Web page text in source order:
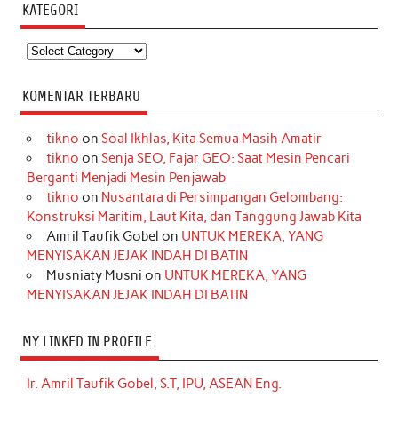
KATEGORI
Kategori
KOMENTAR TERBARU
tikno on Soal Ikhlas, Kita Semua Masih Amatir
tikno on Senja SEO, Fajar GEO: Saat Mesin Pencari
Berganti Menjadi Mesin Penjawab
tikno on Nusantara di Persimpangan Gelombang:
Konstruksi Maritim, Laut Kita, dan Tanggung Jawab Kita
Amril Taufik Gobel on UNTUK MEREKA, YANG
MENYISAKAN JEJAK INDAH DI BATIN
Musniaty Musni on UNTUK MEREKA, YANG
MENYISAKAN JEJAK INDAH DI BATIN
MY LINKED IN PROFILE
Ir. Amril Taufik Gobel, S.T, IPU, ASEAN Eng.